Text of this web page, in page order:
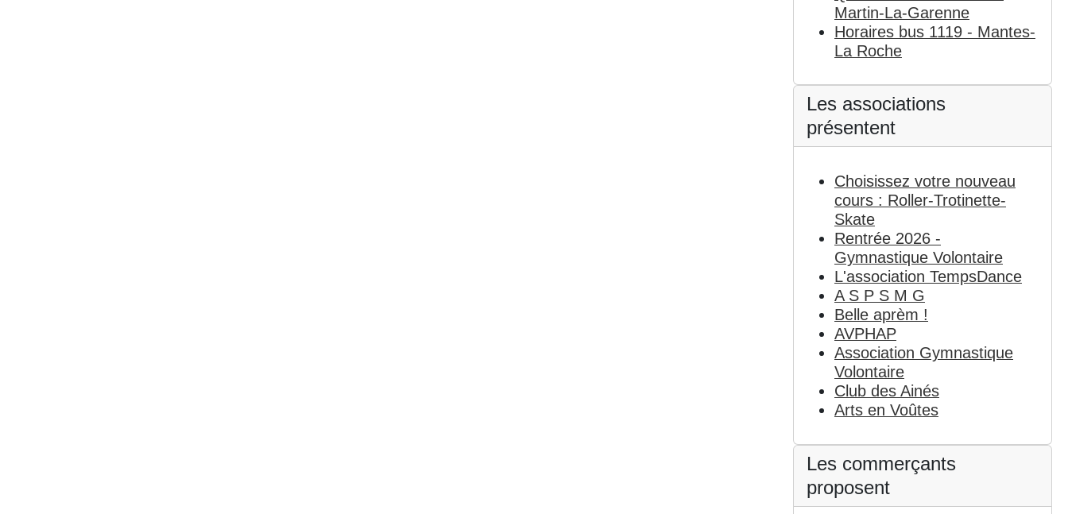
Martin-La-Garenne
Horaires bus 1119 - Mantes-
La Roche
Les associations
présentent
Choisissez votre nouveau
cours : Roller-Trotinette-
Skate
Rentrée 2026 -
Gymnastique Volontaire
L'association TempsDance
A S P S M G
Belle aprèm !
AVPHAP
Association Gymnastique
Volontaire
Club des Ainés
Arts en Voûtes
Les commerçants
proposent